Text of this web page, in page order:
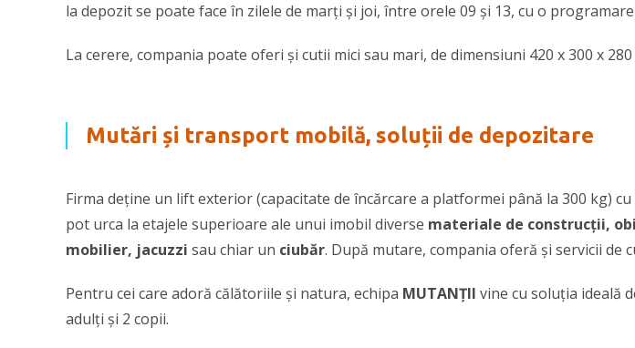
la depozit se poate face în zilele de marți și joi, între orele 09 și 13, cu o
La cerere, compania poate oferi și cutii mici sau mari, de dimensiuni 420 x 300 x 280
Mutări și transport mobilă, soluții de depozitare
Firma deține un lift exterior (capacitate de încărcare a platformei până la 300 kg)
pot urca la etajele superioare ale unui imobil diverse materiale de construcții,
mobilier, jacuzzi sau chiar un ciubăr. După mutare, compania oferă și servicii de
Pentru cei care adoră călătoriile și natura, echipa MUTANȚII vine cu soluția ideală
adulți și 2 copii.